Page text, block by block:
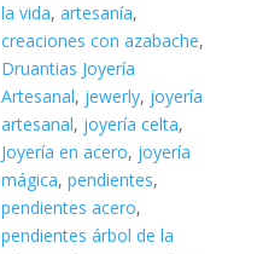
la vida,artesanía,
creaciones con azabache,
Druantias Joyería
Artesanal, jewerly, joyería
artesanal, joyería celta,
Joyería en acero, joyería
mágica,pendientes,
pendientes acero,
pendientes árbol de la